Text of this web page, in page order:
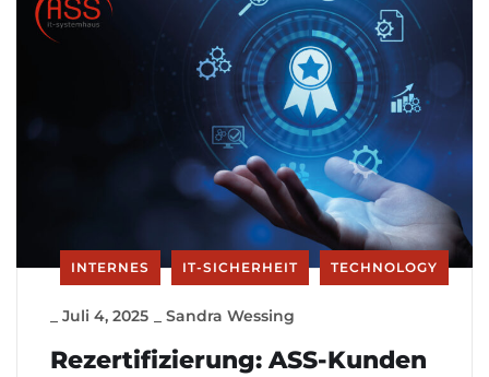
INTERNES IT-SICHERHEIT TECHNOLOGY
Juli 4, 2025 Sandra Wessing
Rezertifizierung: ASS-Kunden